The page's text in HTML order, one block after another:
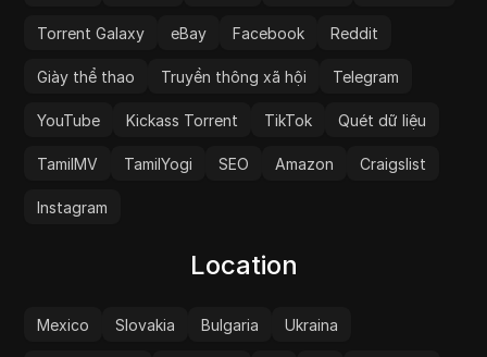
Torrent Galaxy eBay Facebook Reddit
Giày thể thao Truyền thông xã hội Telegram
YouTube Kickass Torrent TikTok Quét dữ liệu
TamilMV TamilYogi SEO Amazon Craigslist
Instagram
Location
Mexico Slovakia Bulgaria Ukraina